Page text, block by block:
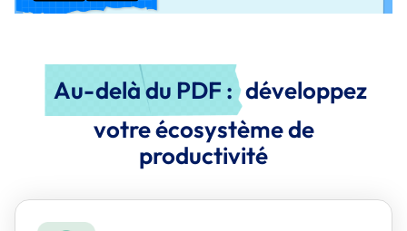
Au-delà du PDF : développez
votre écosystème de
productivité